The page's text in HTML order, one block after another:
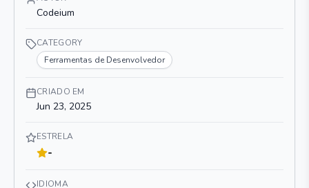
Codeium
CATEGORY
Ferramentas de Desenvolvedor
CRIADO EM
Jun 23, 2025
ESTRELA
-
IDIOMA